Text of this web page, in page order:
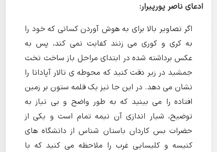
ادعای ناصر پورپیرار:
اگر تصاویر بالا برای به هوش آوردن کسانی که خود را
به کری و کوری می زنند کفایت نمی کند، پس به
عکس برداشته شده در ابتدای مراحل باز ساخت تخت
جمشید در زیر دقت کنید که محوطه ی تالار آپادانا را
نشان می دهد. در این جا نیز یک قلمه ستون بر زمین
افتاده را می بینید که به طور واضح و بی نیاز به
توضیح، شیار اندازی آن نیمه تمام است و یکی از
حضرات بس کاردان باستان شناس از دانشگاه های
کنیسه و کلیسایی غرب را ملاحظه می کنید که با